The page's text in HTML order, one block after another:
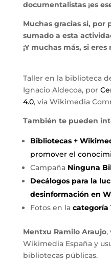
documentalistas ¡es
Muchas gracias si, por
sumado a esta
¡Y muchas más, si
Taller en la biblioteca
Ignacio Aldecoa, por
4.0, via Wikimedia
También te pueden
Bibliotecas +
promover el
Campaña Ninguna
Decálogos para la
desinformación en
Fotos en la categoría
Mentxu Ramilo Araujo,
Wikimedia España y
bibliotecas públicas.